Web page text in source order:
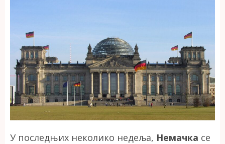
У последњих неколико недеља, Немачка се